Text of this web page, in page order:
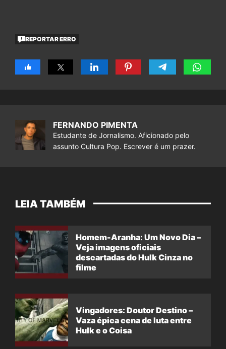
REPORTAR ERRO
FERNANDO PIMENTA
Estudante de Jornalismo. Aficionado pelo
assunto Cultura Pop. Escrever é um prazer.
LEIA TAMBÉM
Homem-Aranha: Um Novo Dia –
Veja imagens oficiais
descartadas do Hulk Cinza no
filme
Vingadores: Doutor Destino –
Vaza épica cena de luta entre
Hulk e o Coisa